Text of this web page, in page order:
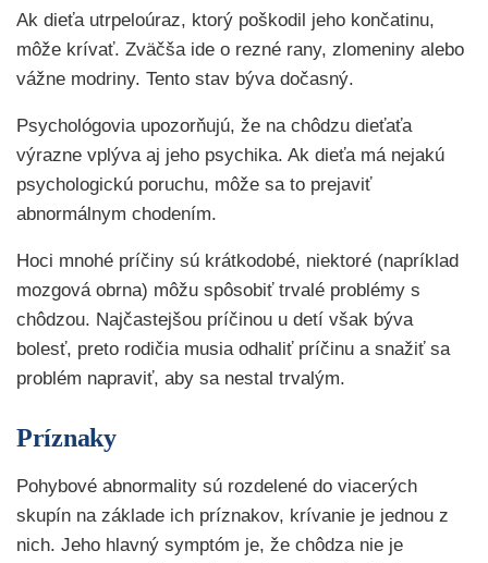
Ak dieťa utrpeloúraz, ktorý poškodil jeho končatinu,
môže krívať. Zväčša ide o rezné rany, zlomeniny alebo
vážne modriny. Tento stav býva dočasný.
Psychológovia upozorňujú, že na chôdzu dieťaťa
výrazne vplýva aj jeho psychika. Ak dieťa má nejakú
psychologickú poruchu, môže sa to prejaviť
abnormálnym chodením.
Hoci mnohé príčiny sú krátkodobé, niektoré (napríklad
mozgová obrna) môžu spôsobiť trvalé problémy s
chôdzou. Najčastejšou príčinou u detí však býva
bolesť, preto rodičia musia odhaliť príčinu a snažiť sa
problém napraviť, aby sa nestal trvalým.
Príznaky
Pohybové abnormality sú rozdelené do viacerých
skupín na základe ich príznakov, krívanie je jednou z
nich. Jeho hlavný symptóm je, že chôdza nie je